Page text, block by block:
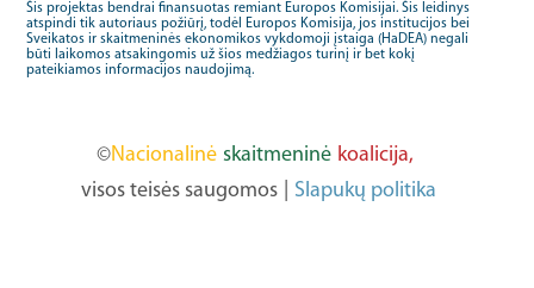
Šis projektas bendrai finansuotas remiant Europos Komisijai. Šis leidinys
atspindi tik autoriaus požiūrį, todėl Europos Komisija, jos institucijos bei
Sveikatos ir skaitmeninės ekonomikos vykdomoji įstaiga (HaDEA) negali
būti laikomos atsakingomis už šios medžiagos turinį ir bet kokį
pateikiamos informacijos naudojimą.
©Nacionalinė skaitmeninė koalicija,
visos teisės saugomos
Slapukų politika